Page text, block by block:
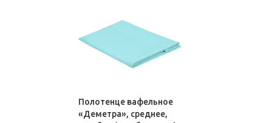
Полотенце вафельное
«Деметра», среднее,